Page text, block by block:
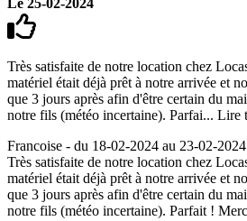
Très satisfaite de notre location chez
matériel était déjà prêt à notre arrivée et
que 3 jours après afin d'être certain du
notre fils (météo incertaine). Parfai... Lire
Francoise - du 18-02-2024 au 23-02-2024
Très satisfaite de notre location chez
matériel était déjà prêt à notre arrivée et
que 3 jours après afin d'être certain du
notre fils (météo incertaine). Parfait !